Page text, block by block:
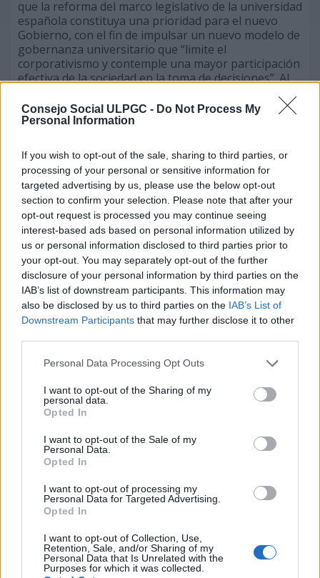
Consejo Social ULPGC - Do Not Process My
Personal Information
If you wish to opt-out of the sale, sharing to third parties, or
processing of your personal or sensitive information for
targeted advertising by us, please use the below opt-out
section to confirm your selection. Please note that after your
opt-out request is processed you may continue seeing
interest-based ads based on personal information utilized by
us or personal information disclosed to third parties prior to
your opt-out. You may separately opt-out of the further
disclosure of your personal information by third parties on the
IAB’s list of downstream participants. This information may
also be disclosed by us to third parties on the IAB’s List of
Downstream Participants that may further disclose it to other
Personal Data Processing Opt Outs
I want to opt-out of the Sharing of my
personal data.
Opted In
I want to opt-out of the Sale of my
Personal Data.
Opted In
I want to opt-out of processing my
Personal Data for Targeted Advertising.
Opted In
I want to opt-out of Collection, Use,
Retention, Sale, and/or Sharing of my
Personal Data that Is Unrelated with the
Purposes for which it was collected.
que la reforma del marco legislativo de la universidad
española constituya una prioridad para el nuevo
Gobierno, con el fin de impulsar un nuevo modelo de
gobernanza universitario que “limite el
corporativismo y contemple una mayor participación
efectiva de la sociedad en la toma de decisiones”. Al
aumento de la autonomía universitaria con un
reforzamiento en la rendición de cuentas; una mayor
investigador (PDI); así como órganos de gobierno
más ágiles y una separación de las
responsabilidades académicas de las de gestión”.
El pleno del Consejo Social de la ULPGC, órgano de
representación social en la Universidad, defendió
que la universidad española debe dar “una respuesta
adecuada a las exigencias de un servicio público de
educación superior en el siglo XXI”, y para ello
solicitan, en apoyo a la CCS, “valentía, generosidad y
grandeza de miras de nuestros políticos para dejar
atrás cuestiones partidistas e impulsar una reforma
estructural del actual modelo de gobierno de la
e informes realizados”.
Desde la CCS se ha solicitado al nuevo Ministro de
Universidades, Manuel Castells, que en esta
legislatura se dé respuesta a la petición presentada
en el Congreso de los Diputados en el año 2018 por
la Conferencia de Rectores Españoles, la Conferencia
de Consejos Sociales, Cámara de Comercio de
para abrir un proceso conducente a la elaboración y
aprobación de una nueva Ley de Universidades que
cuente con un amplio consenso y con la participación
activa de todos los agentes implicados.
El Comité Ejecutivo de la CCS, celebrado hoy en la